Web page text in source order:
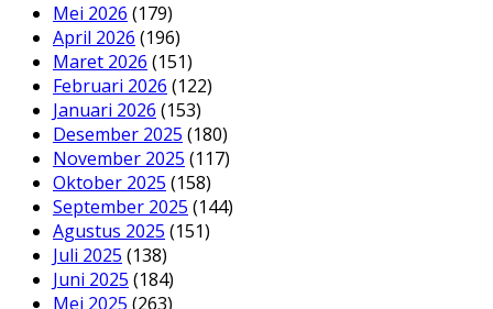
Mei 2026 (179)
April 2026 (196)
Maret 2026 (151)
Februari 2026 (122)
Januari 2026 (153)
Desember 2025 (180)
November 2025 (117)
Oktober 2025 (158)
September 2025 (144)
Agustus 2025 (151)
Juli 2025 (138)
Juni 2025 (184)
Mei 2025 (263)